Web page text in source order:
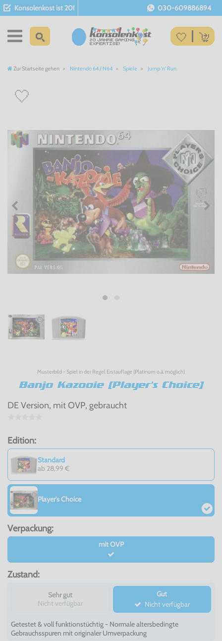
Konsolenkost ist 20! 030-609886894
Zur Startseite gehen Nintendo 64 / N64 Spiele Jump 'n' Run
Musterbild - Spiel in der Regel Erstauflage (Platinum o.ä. möglich)
Banjo Kazooie [Player's Choice]
DE Version, mit OVP, gebraucht
Edition:
Standard
ab 28,99 €
Player's Choice
Verpackung:
mit OVP
Zustand:
Sehr gut
Nicht verfügbar
Gut
Nicht verfügbar
Getestet & voll funktionstüchtig - Normale altersbedingte
Gebrauchsspuren mit originaler Umverpackung